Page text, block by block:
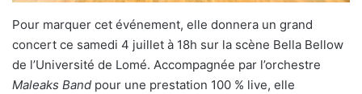
Pour marquer cet événement, elle donnera un grand
concert ce samedi 4 juillet à 18h sur la scène Bella Bellow
de l’Université de Lomé. Accompagnée par l’orchestre
Maleaks Band pour une prestation 100 % live, elle